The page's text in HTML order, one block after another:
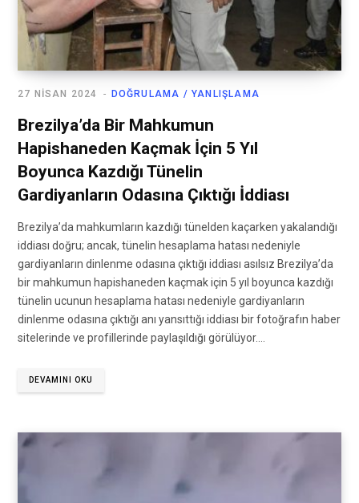
DOĞRULAMA / YANLIŞLAMA
27 NISAN 2024
Brezilya’da Bir Mahkumun
Hapishaneden Kaçmak İçin 5 Yıl
Boyunca Kazdığı Tünelin
Gardiyanların Odasına Çıktığı İddiası
Brezilya’da mahkumların kazdığı tünelden kaçarken yakalandığı
iddiası doğru; ancak, tünelin hesaplama hatası nedeniyle
gardiyanların dinlenme odasına çıktığı iddiası asılsız Brezilya’da
bir mahkumun hapishaneden kaçmak için 5 yıl boyunca kazdığı
tünelin ucunun hesaplama hatası nedeniyle gardiyanların
dinlenme odasına çıktığı anı yansıttığı iddiası bir fotoğrafın haber
sitelerinde ve profillerinde paylaşıldığı görülüyor.…
DEVAMINI OKU